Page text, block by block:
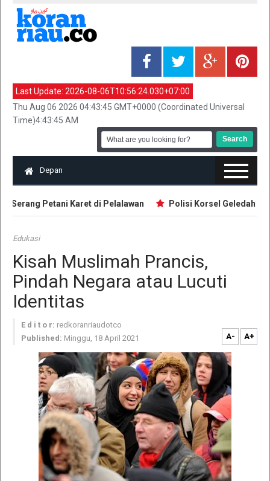
Last Update: 2026-08-06T10:56:24.030+07:00
Thu Aug 06 2026 04:43:45 GMT+0000 (Coordinated Universal
Time)4:43:45 AM
Depan
Serang Petani Karet di Pelalawan Polisi Korsel Geledah
Edukasi
Kisah Muslimah Prancis,
Pindah Negara atau Lucuti
Identitas
E d i t o r: redkoranriaudotco
Published: Minggu, 18 April 2021 A- A+